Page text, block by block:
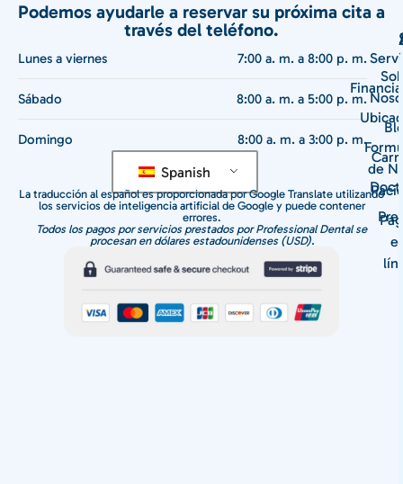
Podemos ayudarle a reservar su próxima cita a
través del teléfono.
Lunes a viernes 7:00 a. m. a 8:00 p. m.
Sábado 8:00 a. m. a 5:00 p. m.
Domingo 8:00 a. m. a 3:00 p. m.
Spanish
La traducción al español es proporcionada por Google Translate utilizando
los servicios de inteligencia artificial de Google y puede contener
errores.
Todos los pagos por servicios prestados por Professional Dental se
procesan en dólares estadounidenses (USD).
de